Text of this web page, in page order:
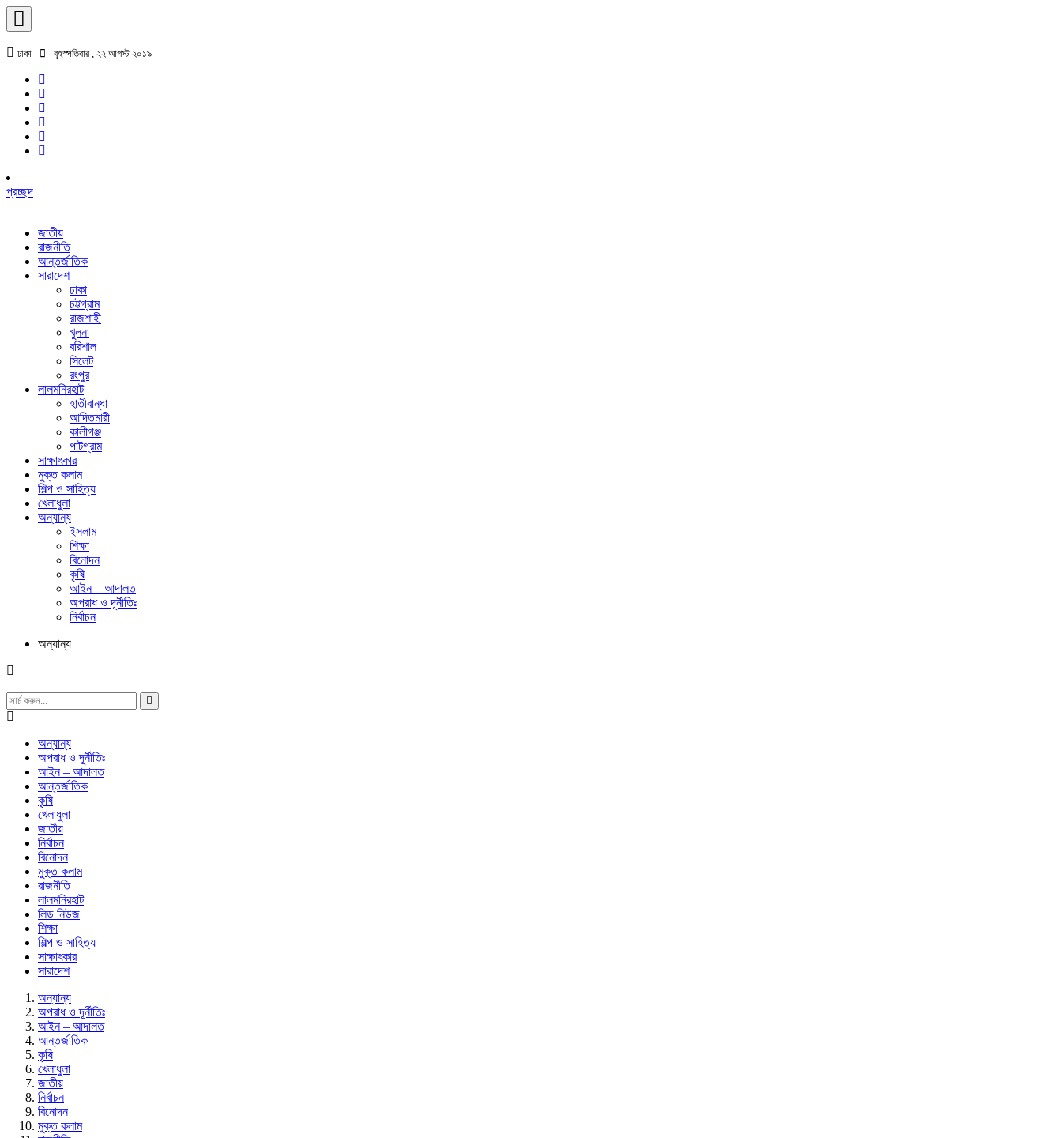
ঢাকা বৃহস্পতিবার , ২২ আগস্ট ২০১৯
প্রচ্ছদ
জাতীয়
রাজনীতি
আন্তর্জাতিক
সারাদেশ
ঢাকা
চট্টগ্রাম
রাজশাহী
খুলনা
বরিশাল
সিলেট
রংপুর
লালমনিরহাট
হাতীবান্ধা
আদিতমারী
কালীগঞ্জ
পাটগ্রাম
সাক্ষাৎকার
মুক্ত কলাম
শিল্প ও সাহিত্য
খেলাধুলা
অন্যান্য
ইসলাম
শিক্ষা
বিনোদন
কৃষি
আইন – আদালত
অপরাধ ও দূর্নীতিঃ
নির্বাচন
অন্যান্য
অন্যান্য
অপরাধ ও দূর্নীতিঃ
আইন – আদালত
আন্তর্জাতিক
কৃষি
খেলাধুলা
জাতীয়
নির্বাচন
বিনোদন
মুক্ত কলাম
রাজনীতি
লালমনিরহাট
লিড নিউজ
শিক্ষা
শিল্প ও সাহিত্য
সাক্ষাৎকার
সারাদেশ
অন্যান্য
অপরাধ ও দূর্নীতিঃ
আইন – আদালত
আন্তর্জাতিক
কৃষি
খেলাধুলা
জাতীয়
নির্বাচন
বিনোদন
মুক্ত কলাম